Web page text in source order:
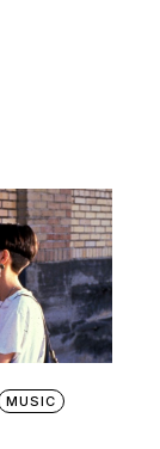
MUSIC